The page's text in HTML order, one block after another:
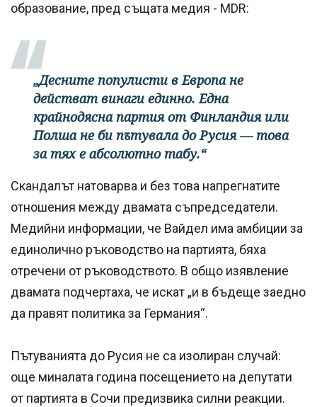
образование, пред същата медия - MDR:
„Десните популисти в Европа не
действат винаги единно. Една
крайнодясна партия от Финландия или
Полша не би пътувала до Русия — това
за тях е абсолютно табу.“
Скандалът натоварва и без това напрегнатите
отношения между двамата съпредседатели.
Медийни информации, че Вайдел има амбиции за
единолично ръководство на партията, бяха
отречени от ръководството. В общо изявление
двамата подчертаха, че искат „и в бъдеще заедно
да правят политика за Германия“.
Пътуванията до Русия не са изолиран случай:
още миналата година посещението на депутати
от партията в Сочи предизвика силни реакции.